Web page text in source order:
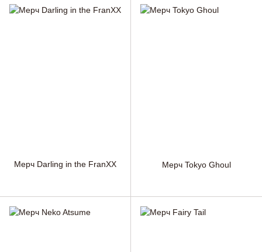
Мерч Darling in the FranXX Мерч Tokyo Ghoul